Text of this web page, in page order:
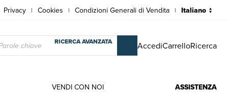
Privacy | Cookies | Condizioni Generali di Vendita |
RICERCA AVANZATA AccediCarrelloRicerca
VENDI CON NOI ASSISTENZA